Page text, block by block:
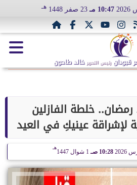
10:47 مـ 23 صفر 1448 هـ
قبودان رئيس التحرير خالد طاحون
رمضان.. خلطة الفازلين
لإشراقة عينيكِ في العيد
10:28 صـ 1 شوال 1447
هـ